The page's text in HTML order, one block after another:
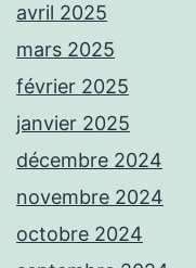
avril 2025
mars 2025
février 2025
janvier 2025
décembre 2024
novembre 2024
octobre 2024